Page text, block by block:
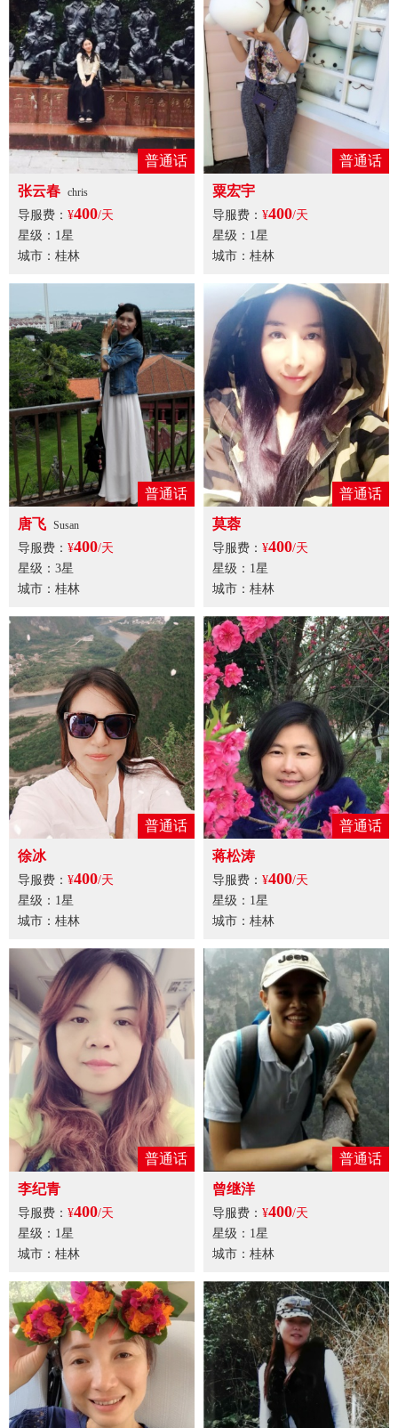
普通话
张云春 chris
导服费： ¥400/天
星级：1星
城市：桂林
普通话
粟宏宇
导服费： ¥400/天
星级：1星
城市：桂林
普通话
唐飞 Susan
导服费： ¥400/天
星级：3星
城市：桂林
普通话
莫蓉
导服费： ¥400/天
星级：1星
城市：桂林
普通话
徐冰
导服费： ¥400/天
星级：1星
城市：桂林
普通话
蒋松涛
导服费： ¥400/天
星级：1星
城市：桂林
普通话
李纪青
导服费： ¥400/天
星级：1星
城市：桂林
普通话
曾继洋
导服费： ¥400/天
星级：1星
城市：桂林